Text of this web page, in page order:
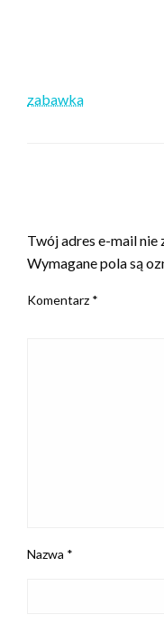
zabawka
Twój adres e-mail
Wymagane pola są
Komentarz *
Nazwa *